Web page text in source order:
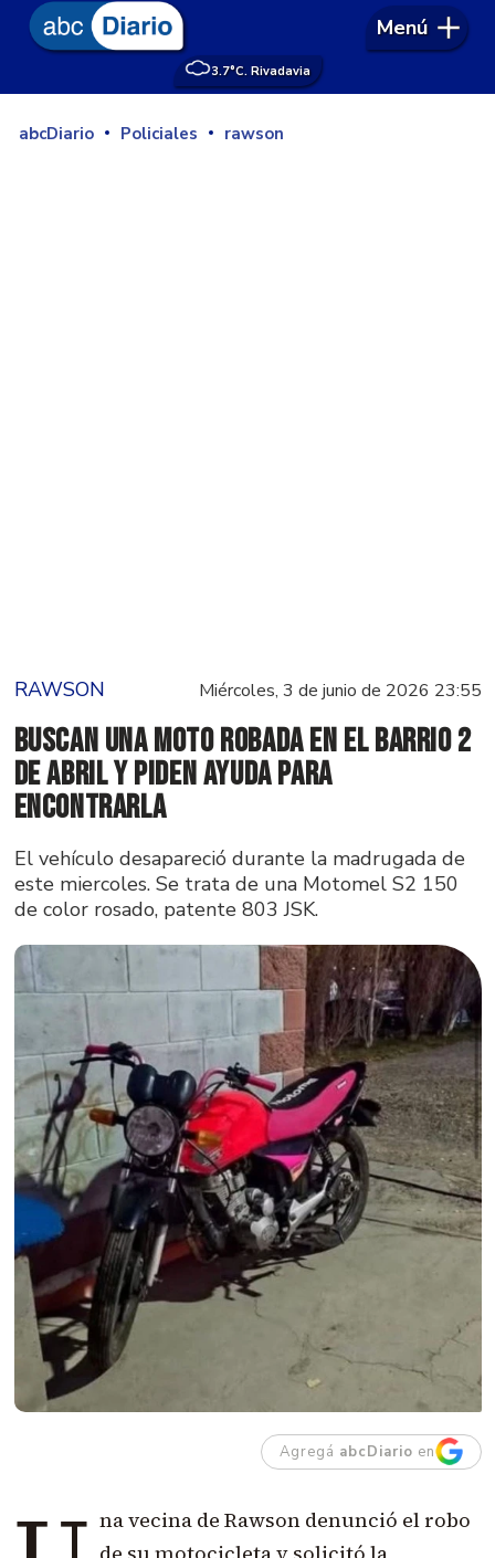
3.7°C. Rivadavia
Menú
abcDiario Policiales rawson
RAWSON Miércoles, 3 de junio de 2026 23:55
Buscan una moto robada en el barrio 2
de Abril y piden ayuda para
encontrarla
El vehículo desapareció durante la madrugada de
este miercoles. Se trata de una Motomel S2 150
de color rosado, patente 803 JSK.
Agregá abcDiario en
na vecina de Rawson denunció el robo